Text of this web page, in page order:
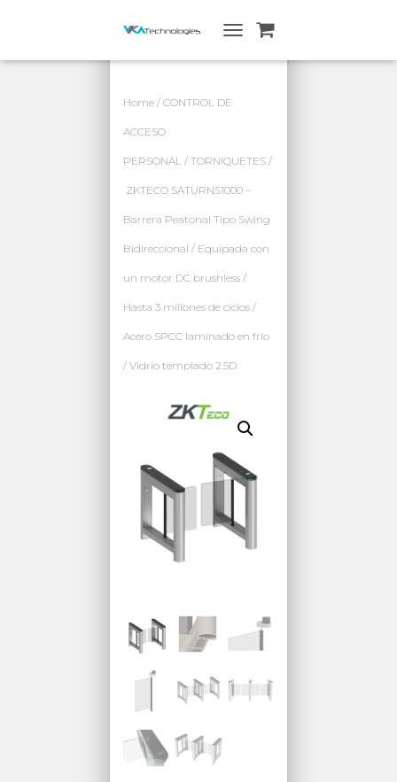
L
R
A
G
C
Ó
Home / CONTROL DE
ACCESO
PERSONAL / TORNIQUETES /
ZKTECO SATURNS1000 –
Barrera Peatonal Tipo Swing
Bidireccional / Equipada con
un motor DC brushless /
Hasta 3 millones de ciclos /
Acero SPCC laminado en frío
/ Vidrio templado 2.5D